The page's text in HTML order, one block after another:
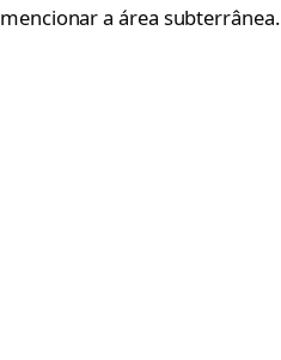
mencionar a área subterrânea.